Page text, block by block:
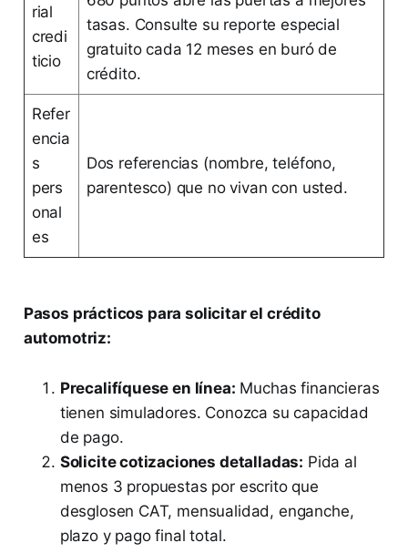
rial
credi
ticio
tasas. Consulte su reporte especial
gratuito cada 12 meses en buró de
crédito.
Refer
encia
s
pers
onal
es
Dos referencias (nombre, teléfono,
parentesco) que no vivan con usted.
Pasos prácticos para solicitar el crédito
automotriz:
Precalifíquese en línea: Muchas financieras
tienen simuladores. Conozca su capacidad
de pago.
Solicite cotizaciones detalladas: Pida al
menos 3 propuestas por escrito que
desglosen CAT, mensualidad, enganche,
plazo y pago final total.